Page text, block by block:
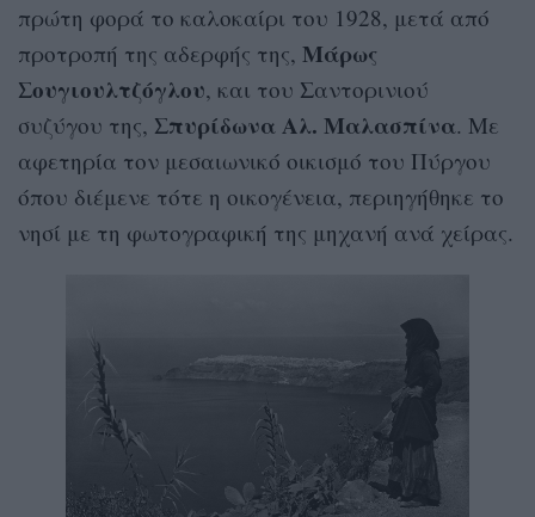
πρώτη φορά το καλοκαίρι του 1928, μετά από
προτροπή της αδερφής της, Μάρως
Σουγιουλτζόγλου, και του Σαντορινιού
συζύγου της, Σπυρίδωνα Αλ. Μαλασπίνα. Με
αφετηρία τον μεσαιωνικό οικισμό του Πύργου
όπου διέμενε τότε η οικογένεια, περιηγήθηκε το
νησί με τη φωτογραφική της μηχανή ανά χείρας.